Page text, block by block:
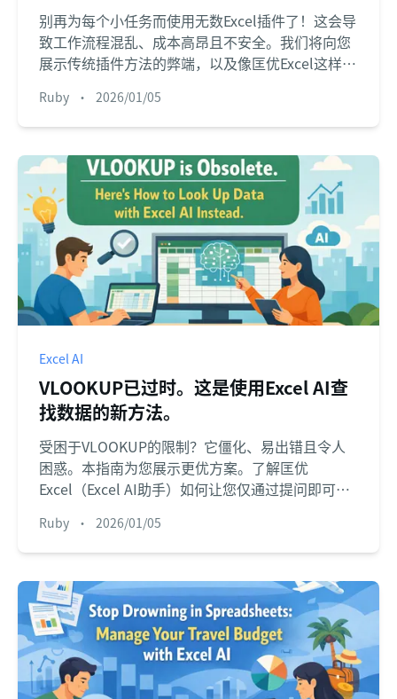
别再为每个小任务而使用无数Excel插件了！这会导
致工作流程混乱、成本高昂且不安全。我们将向您
展示传统插件方法的弊端，以及像匡优Excel这样的
成所有任务——从数据清洗到高级图表制作。
Ruby • 2026/01/05
Excel AI
VLOOKUP已过时。这是使用Excel AI查
找数据的新方法。
受困于VLOOKUP的限制？它僵化、易出错且令人
困惑。本指南为您展示更优方案。了解匡优
Excel（Excel AI助手）如何让您仅通过提问即可合
Ruby • 2026/01/05